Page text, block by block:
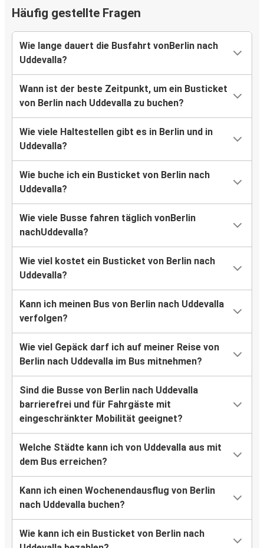
Häufig gestellte Fragen
Wie lange dauert die Busfahrt vonBerlin nach
Uddevalla?
Wann ist der beste Zeitpunkt, um ein Busticket
von Berlin nach Uddevalla zu buchen?
Wie viele Haltestellen gibt es in Berlin und in
Uddevalla?
Wie buche ich ein Busticket von Berlin nach
Uddevalla?
Wie viele Busse fahren täglich vonBerlin
nachUddevalla?
Wie viel kostet ein Busticket von Berlin nach
Uddevalla?
Kann ich meinen Bus von Berlin nach Uddevalla
verfolgen?
Wie viel Gepäck darf ich auf meiner Reise von
Berlin nach Uddevalla im Bus mitnehmen?
Sind die Busse von Berlin nach Uddevalla
barrierefrei und für Fahrgäste mit
eingeschränkter Mobilität geeignet?
Welche Städte kann ich von Uddevalla aus mit
dem Bus erreichen?
Kann ich einen Wochenendausflug von Berlin
nach Uddevalla buchen?
Wie kann ich ein Busticket von Berlin nach